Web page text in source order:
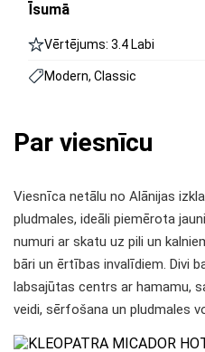
Īsumā
Vērtējums: 3.4 Labi
Modern, Classic
Par viesnīcu
Viesnīca netālu no Alānijas
pludmales, ideāli piemērota
numuri ar skatu uz pili un
bāri un ērtības invalīdiem. Divi
labsajūtas centrs ar hamamu,
veidi, sērfošana un pludmales